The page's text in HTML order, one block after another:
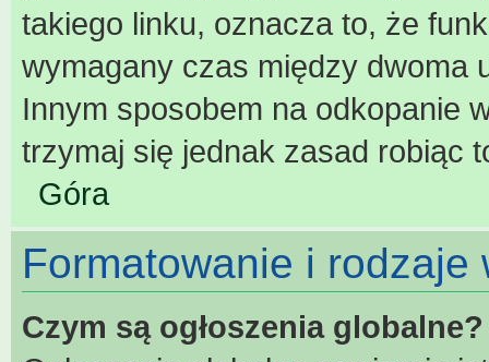
takiego linku, oznacza to, że
wymagany czas między dwoma
Innym sposobem na odkopanie
trzymaj się jednak zasad robiąc
Góra
Formatowanie i rodzaje
Czym są ogłoszenia globalne?